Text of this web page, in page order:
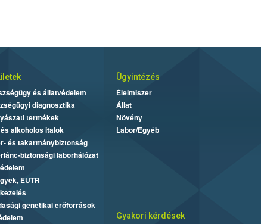
és állatvédelem
diagnosztika
termékek
alkoholos italok
és takarmánybiztonság
biztonsági laborhálózat
EUTR
genetikai erőforrások
Ügyintézés
Élelmiszer
Állat
Növény
Labor/Egyéb
Gyakori kérdések